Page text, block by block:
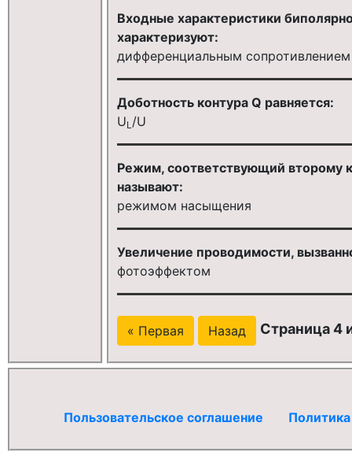
Входные характеристики
характеризуют:
дифференциальным сопротивлением
Доботность контура Q равняется:
UL /U
Режим, соответствующий второму
называют:
режимом насыщения
Увеличение проводимости,
фотоэффектом
« Первая Назад Страница 4
Пользовательское соглашение